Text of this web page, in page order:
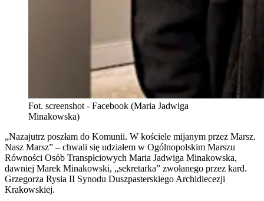
Fot. screenshot - Facebook (Maria Jadwiga
Minakowska)
„Nazajutrz poszłam do Komunii. W kościele mijanym przez Marsz.
Nasz Marsz” – chwali się udziałem w Ogólnopolskim Marszu
Równości Osób Transpłciowych Maria Jadwiga Minakowska,
dawniej Marek Minakowski, „sekretarka” zwołanego przez kard.
Grzegorza Rysia II Synodu Duszpasterskiego Archidiecezji
Krakowskiej.